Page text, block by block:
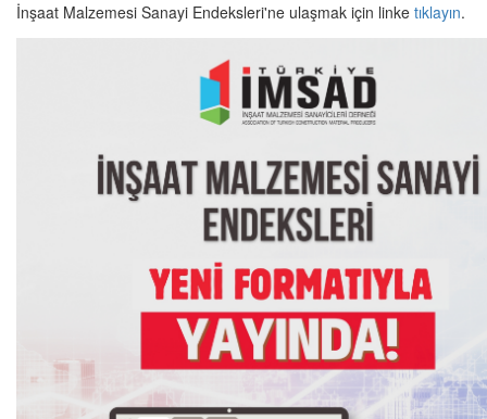
İnşaat Malzemesi Sanayi Endeksleri'ne ulaşmak için linke tıklayın.